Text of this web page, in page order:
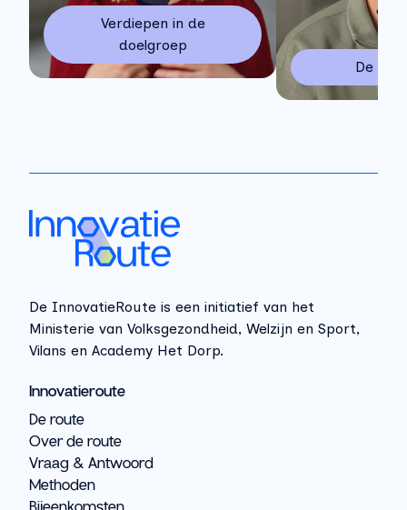
Verdiepen in de
doelgroep
De
De InnovatieRoute is een initiatief van het
Ministerie van Volksgezondheid, Welzijn en Sport,
Vilans en Academy Het Dorp.
Innovatieroute
De route
Over de route
Vraag & Antwoord
Methoden